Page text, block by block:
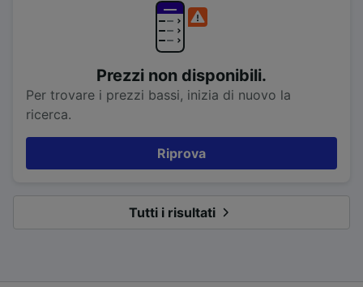
Prezzi non disponibili.
Per trovare i prezzi bassi, inizia di nuovo la
ricerca.
Riprova
Tutti i risultati